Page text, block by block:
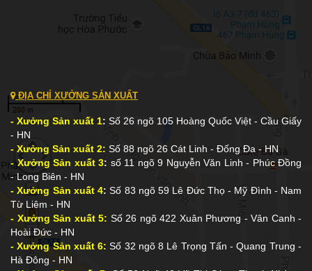
ĐỊA CHỈ XƯỞNG SẢN XUẤT
- Xưởng Sản xuất 1: Số 26 ngõ 105 Hoàng Quốc Việt - Cầu Giấy
- HN
- Xưởng Sản xuất 2: Số 88 ngõ 26 Cát Linh - Đống Đa - HN
- Xưởng Sản xuất 3: số 11 ngõ 9 Nguyễn Văn Linh - Phúc Đồng
- Long Biên - HN
- Xưởng Sản xuất 4: Số 83 ngõ 59 Lê Đức Thọ - Mỹ Đình - Nam
Từ Liêm - HN
- Xưởng Sản xuất 5: Số 26 ngõ 422 Xuân Phương - Vân Canh -
Hoài Đức - HN
- Xưởng Sản xuất 6: Số 32 ngõ 8 Lê Trọng Tấn - Quang Trung -
Hà Đông - HN